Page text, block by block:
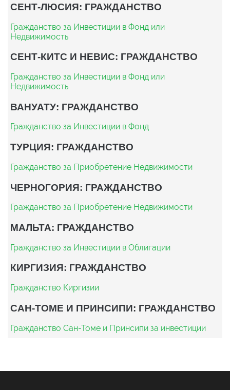
СЕНТ-ЛЮСИЯ: ГРАЖДАНСТВО
Гражданство за Инвестиции в Фонд или
Недвижимость
СЕНТ-КИТС И НЕВИС: ГРАЖДАНСТВО
Гражданство за Инвестиции в Фонд или
Недвижимость
ВАНУАТУ: ГРАЖДАНСТВО
Гражданство за Инвестиции в Фонд
ТУРЦИЯ: ГРАЖДАНСТВО
Гражданство за Приобретение Недвижимости
ЧЕРНОГОРИЯ: ГРАЖДАНСТВО
Гражданство за Приобретение Недвижимости
МАЛЬТА: ГРАЖДАНСТВО
Гражданство за Инвестиции в Облигации
КИРГИЗИЯ: ГРАЖДАНСТВО
Гражданство Киргизии
САН-ТОМЕ И ПРИНСИПИ: ГРАЖДАНСТВО
Гражданство Сан-Томе и Принсипи за инвестиции